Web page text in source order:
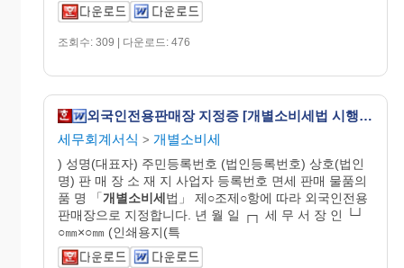
조회수: 309 | 다운로드: 476
외국인전용판매장 지정증 [개별소비세법 시행규칙 서식19]
세무회계서식 > 개별소비세
) 성명(대표자) 주민등록번호 (법인등록번호) 상호(법인
명) 판 매 장 소 재 지 사업자 등록번호 면세 판매 물품의
품 명 「개별소비세법」 제○조제○항에 따라 외국인전용
판매장으로 지정합니다. 년 월 일 ┌┐ 세 무 서 장 인 └┘
○㎜×○㎜ (인쇄용지(특